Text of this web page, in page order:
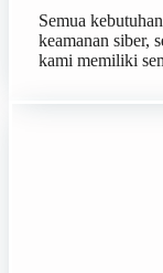
Semua
keamanan siber,
kami memiliki